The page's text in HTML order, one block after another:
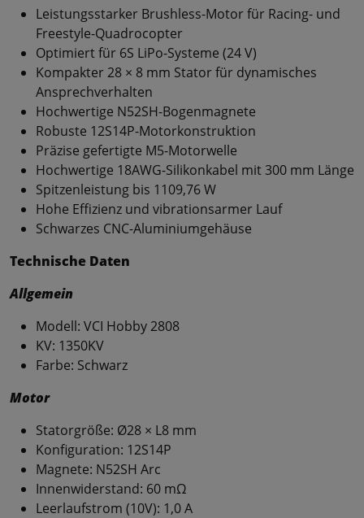
Leistungsstarker Brushless-Motor für Racing- und
Freestyle-Quadrocopter
Optimiert für 6S LiPo-Systeme (24 V)
Kompakter 28 × 8 mm Stator für dynamisches
Ansprechverhalten
Hochwertige N52SH-Bogenmagnete
Robuste 12S14P-Motorkonstruktion
Präzise gefertigte M5-Motorwelle
Hochwertige 18AWG-Silikonkabel mit 300 mm Länge
Spitzenleistung bis 1109,76 W
Hohe Effizienz und vibrationsarmer Lauf
Schwarzes CNC-Aluminiumgehäuse
Technische Daten
Allgemein
Modell: VCI Hobby 2808
KV: 1350KV
Farbe: Schwarz
Motor
Statorgröße: Ø28 × L8 mm
Konfiguration: 12S14P
Magnete: N52SH Arc
Innenwiderstand: 60 mΩ
Leerlaufstrom (10V): 1,0 A